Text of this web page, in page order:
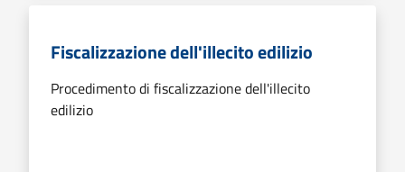
Fiscalizzazione dell'illecito edilizio
Procedimento di fiscalizzazione dell'illecito
edilizio